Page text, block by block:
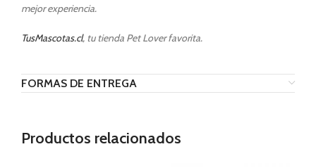
mejor experiencia.
TusMascotas.cl, tu tienda Pet Lover favorita.
FORMAS DE ENTREGA
Productos relacionados